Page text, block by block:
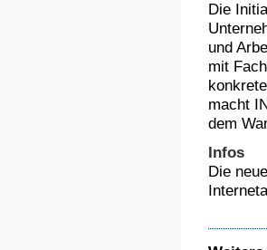
Die
und
mit
macht
dem
Infos
Die neue